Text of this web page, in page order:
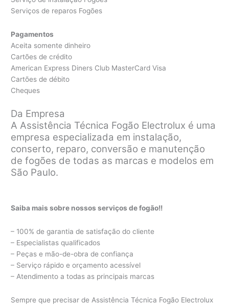
Serviços de reparos Fogões
Pagamentos
Aceita somente dinheiro
Cartões de crédito
American Express Diners Club MasterCard Visa
Cartões de débito
Cheques
Da Empresa
A Assistência Técnica Fogão Electrolux é uma
empresa especializada em instalação,
conserto, reparo, conversão e manutenção
de fogões de todas as marcas e modelos em
São Paulo.
Saiba mais sobre nossos serviços de fogão!!
– 100% de garantia de satisfação do cliente
– Especialistas qualificados
– Peças e mão-de-obra de confiança
– Serviço rápido e orçamento acessível
– Atendimento a todas as principais marcas
Sempre que precisar de Assistência Técnica Fogão Electrolux